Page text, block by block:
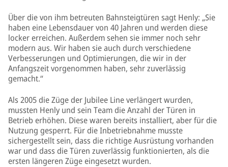
Über die von ihm betreuten Bahnsteigtüren sagt Henly: „Sie
haben eine Lebensdauer von 40 Jahren und werden diese
locker erreichen. Außerdem sehen sie immer noch sehr
modern aus. Wir haben sie auch durch verschiedene
Verbesserungen und Optimierungen, die wir in der
Anfangszeit vorgenommen haben, sehr zuverlässig
gemacht.“
Als 2005 die Züge der Jubilee Line verlängert wurden,
mussten Henly und sein Team die Anzahl der Türen in
Betrieb erhöhen. Diese waren bereits installiert, aber für die
Nutzung gesperrt. Für die Inbetriebnahme musste
sichergestellt sein, dass die richtige Ausrüstung vorhanden
war und dass die Türen zuverlässig funktionierten, als die
ersten längeren Züge eingesetzt wurden.